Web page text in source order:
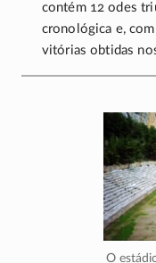
contém 12 odes
cronológica e,
vitórias obtidas
O